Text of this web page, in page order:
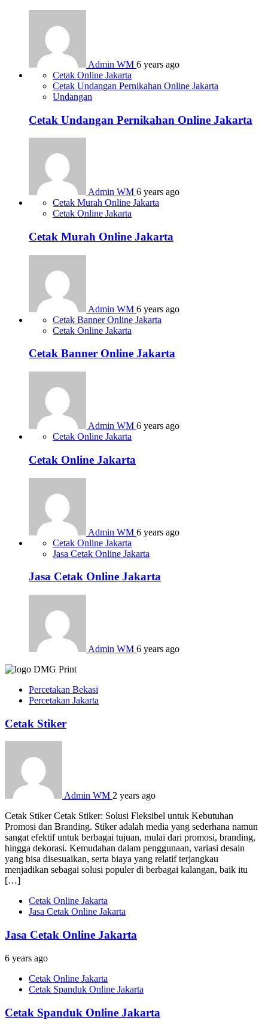
Admin WM 6 years ago
Cetak Online Jakarta
Cetak Undangan Pernikahan Online Jakarta
Undangan
Cetak Undangan Pernikahan Online Jakarta
Admin WM 6 years ago
Cetak Murah Online Jakarta
Cetak Online Jakarta
Cetak Murah Online Jakarta
Admin WM 6 years ago
Cetak Banner Online Jakarta
Cetak Online Jakarta
Cetak Banner Online Jakarta
Admin WM 6 years ago
Cetak Online Jakarta
Cetak Online Jakarta
Admin WM 6 years ago
Cetak Online Jakarta
Jasa Cetak Online Jakarta
Jasa Cetak Online Jakarta
Admin WM 6 years ago
Percetakan Bekasi
Percetakan Jakarta
Cetak Stiker
Admin WM 2 years ago
Cetak Stiker Cetak Stiker: Solusi Fleksibel untuk Kebutuhan
Promosi dan Branding. Stiker adalah media yang sederhana namun
sangat efektif untuk berbagai tujuan, mulai dari promosi, branding,
hingga dekorasi. Kemudahan dalam penggunaan, variasi desain
yang bisa disesuaikan, serta biaya yang relatif terjangkau
menjadikan sebagai solusi populer di berbagai kalangan, baik itu
[…]
Cetak Online Jakarta
Jasa Cetak Online Jakarta
Jasa Cetak Online Jakarta
6 years ago
Cetak Online Jakarta
Cetak Spanduk Online Jakarta
Cetak Spanduk Online Jakarta